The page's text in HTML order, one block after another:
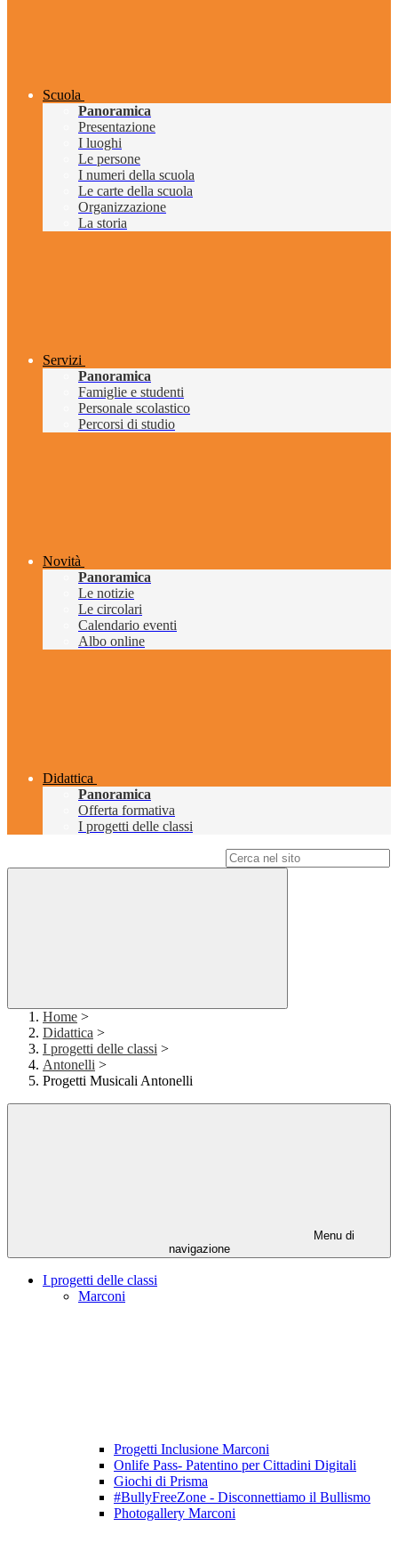
Scuola
Panoramica
Presentazione
I luoghi
Le persone
I numeri della scuola
Le carte della scuola
Organizzazione
La storia
Servizi
Panoramica
Famiglie e studenti
Personale scolastico
Percorsi di studio
Novità
Panoramica
Le notizie
Le circolari
Calendario eventi
Albo online
Didattica
Panoramica
Offerta formativa
I progetti delle classi
Home >
Didattica >
I progetti delle classi >
Antonelli >
Progetti Musicali Antonelli
Menu di
navigazione
I progetti delle classi
Marconi
Progetti Inclusione Marconi
Onlife Pass- Patentino per Cittadini Digitali
Giochi di Prisma
#BullyFreeZone - Disconnettiamo il Bullismo
Photogallery Marconi